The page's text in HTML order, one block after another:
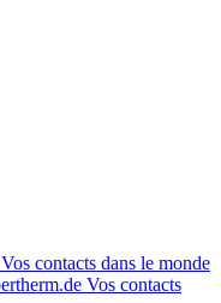
Vos contacts dans le monde
Vos contacts